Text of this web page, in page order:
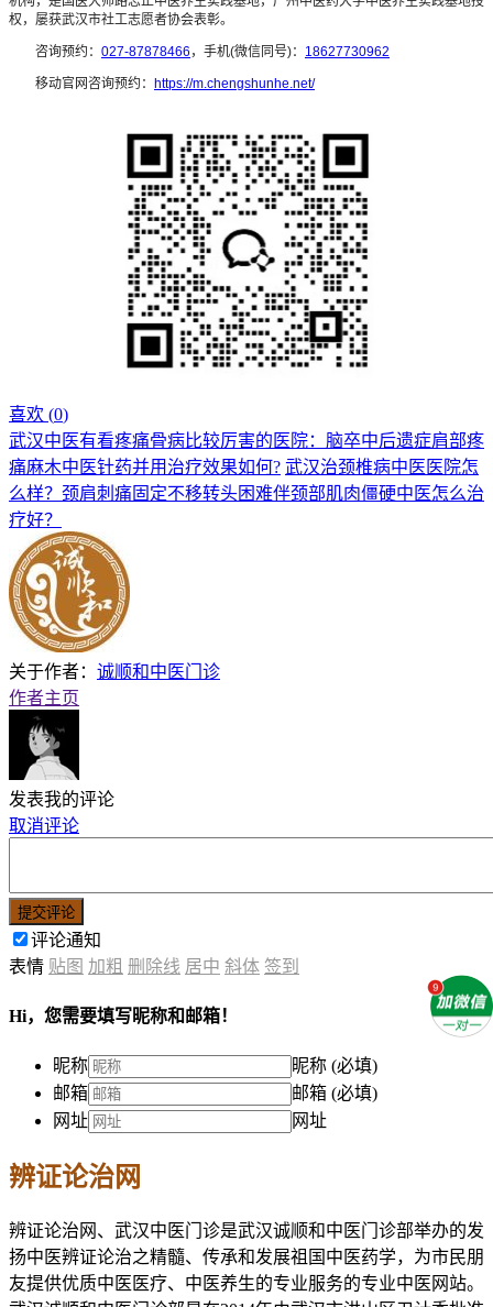
权，屡获武汉市社工志愿者协会表彰。
咨询预约： 027-87878466 ，手机(微信同号)： 18627730962
移动官网咨询预约： https://m.chengshunhe.net/
喜欢 (0)
武汉中医有看疼痛骨病比较厉害的医院：脑卒中后遗症肩部疼
痛麻木中医针药并用治疗效果如何? 武汉治颈椎病中医医院怎
么样？颈肩刺痛固定不移转头困难伴颈部肌肉僵硬中医怎么治
疗好？
关于作者： 诚顺和中医门诊
作者主页
发表我的评论
取消评论
提交评论
评论通知
表情 贴图 加粗 删除线 居中 斜体 签到
Hi，您需要填写昵称和邮箱！
昵称
昵称 (必填)
邮箱
邮箱 (必填)
网址
网址
辨证论治网
辨证论治网、武汉中医门诊是武汉诚顺和中医门诊部举办的发
扬中医辨证论治之精髓、传承和发展祖国中医药学，为市民朋
友提供优质中医医疗、中医养生的专业服务的专业中医网站。